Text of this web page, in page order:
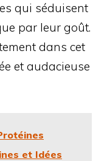
qui séduisent
par leur goût.
dans cet
et audacieuse
et Idées